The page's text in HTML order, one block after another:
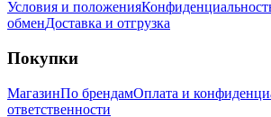
Условия и положения
обменДоставка и отгрузка
Покупки
МагазинПо брендамОплата и
ответственности